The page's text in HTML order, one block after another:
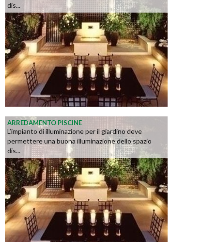
dis...
ARREDAMENTO PISCINE
L’impianto di illuminazione per il giardino deve
permettere una buona illuminazione dello spazio
dis...